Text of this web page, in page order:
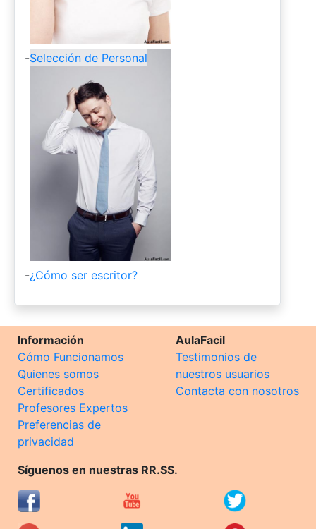
-Selección de Personal
-¿Cómo ser escritor?
Información
Cómo Funcionamos
Quienes somos
Certificados
Profesores Expertos
Preferencias de
privacidad
AulaFacil
Testimonios de
nuestros usuarios
Contacta con nosotros
Síguenos en nuestras RR.SS.